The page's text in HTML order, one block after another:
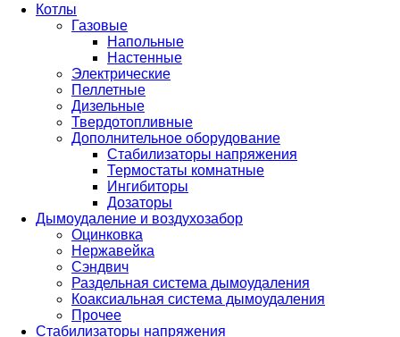
Котлы
Газовые
Напольные
Настенные
Электрические
Пеллетные
Дизельные
Твердотопливные
Дополнительное оборудование
Стабилизаторы напряжения
Термостаты комнатные
Ингибиторы
Дозаторы
Дымоудаление и воздухозабор
Оцинковка
Нержавейка
Сэндвич
Раздельная система дымоудаления
Коаксиальная система дымоудаления
Прочее
Стабилизаторы напряжения